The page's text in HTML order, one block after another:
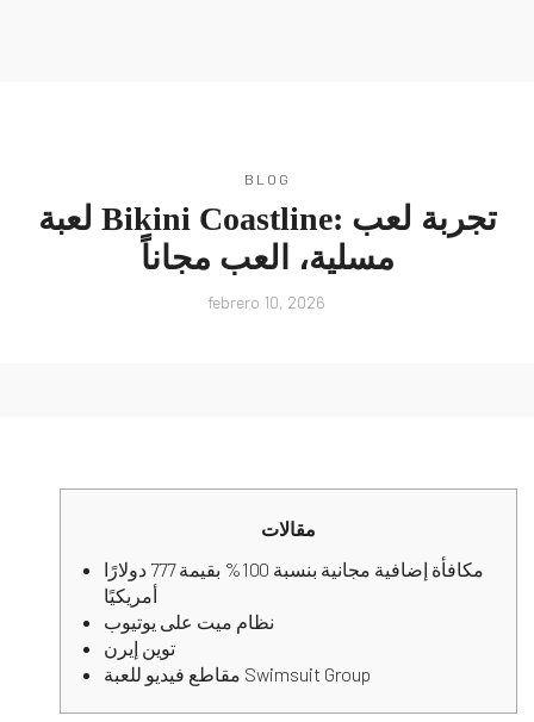
BLOG
لعبة Bikini Coastline: تجربة لعب
مسلية، العب مجاناً
febrero 10, 2026
مقالات
مكافأة إضافية مجانية بنسبة 100% بقيمة 777 دولارًا
أمريكيًا
نظام ميت على يوتيوب
توين إيرن
مقاطع فيديو للعبة Swimsuit Group